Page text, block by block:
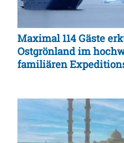
Maximal 114 Gäste
Ostgrönland im
familiären